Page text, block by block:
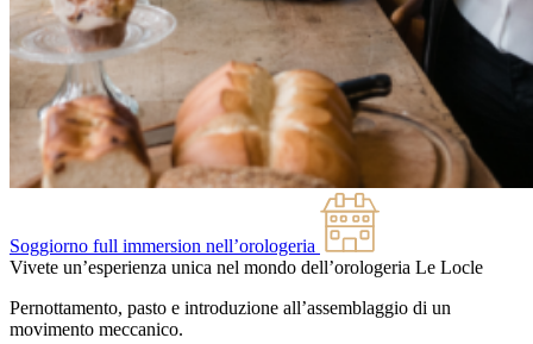
Soggiorno full immersion nell’orologeria
Vivete un’esperienza unica nel mondo dell’orologeria Le Locle
Pernottamento, pasto e introduzione all’assemblaggio di un
movimento meccanico.